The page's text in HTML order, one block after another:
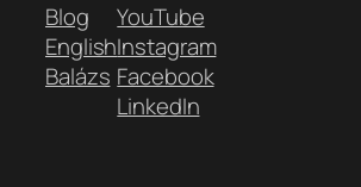
Blog
English
Balázs
YouTube
Instagram
Facebook
LinkedIn